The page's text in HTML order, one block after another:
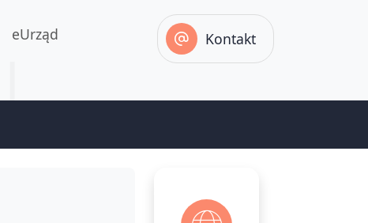
eUrząd Kontakt